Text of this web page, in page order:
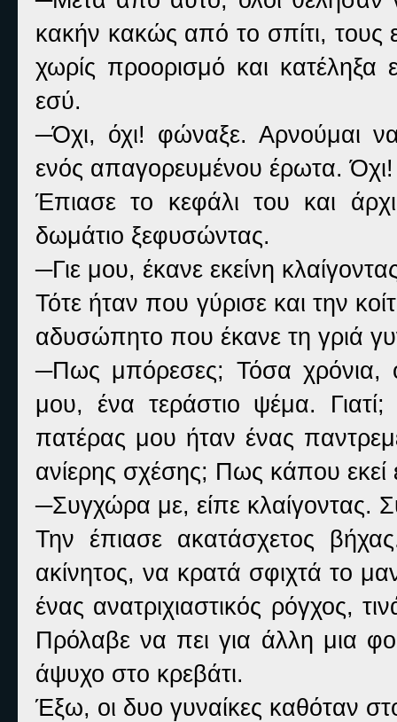
κακήν κακώς από το σπίτι, τους
χωρίς προορισμό και
εσύ.
─Όχι, όχι! φώναξε. Αρνούμαι
ενός απαγορευμένου έρωτα. Όχι!
Έπιασε το κεφάλι του και
δωμάτιο ξεφυσώντας.
─Γιε μου, έκανε εκείνη
Τότε ήταν που γύρισε και την
αδυσώπητο που έκανε τη γριά
─Πως μπόρεσες; Τόσα χρόνια,
μου, ένα τεράστιο ψέμα.
πατέρας μου ήταν ένας
ανίερης σχέσης; Πως κάπου εκεί
─Συγχώρα με, είπε κλαίγοντας.
Την έπιασε ακατάσχετος
ακίνητος, να κρατά σφιχτά το
ένας ανατριχιαστικός ρόγχος,
Πρόλαβε να πει για άλλη μια
άψυχο στο κρεβάτι.
Έξω, οι δυο γυναίκες καθόταν